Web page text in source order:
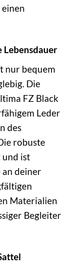
Lebensdauer
nur bequem
Die
FZ Black
Leder
des
robuste
und ist
an deiner
Materialien
Begleiter